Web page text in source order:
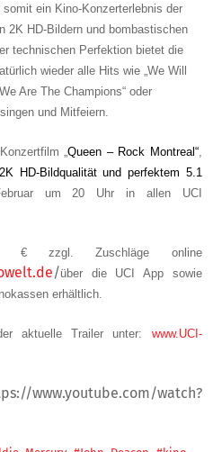
ein Kino-Konzerterlebnis der
2K HD-Bildern und bombastischen
technischen Perfektion bietet die
wieder alle Hits wie „We Will
„We Are The Champions“ oder
und Mitfeiern
„Queen – Rock Montreal“,
HD-Bildqualität und perfektem 5.1
um 20 Uhr in allen UCI
zzgl. Zuschläge online
/über die UCI App sowie
erhältlich.
aktuelle Trailer unter: www.UCI-
watch?